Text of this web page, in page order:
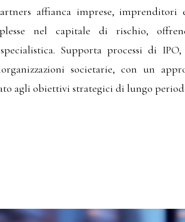
affianca imprese,
nel capitale di rischio,
Supporta processi di
societarie, con un
agli obiettivi strategici di lungo